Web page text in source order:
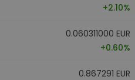
+2.10%
0.060311000 EUR
+0.60%
0.867291 EUR